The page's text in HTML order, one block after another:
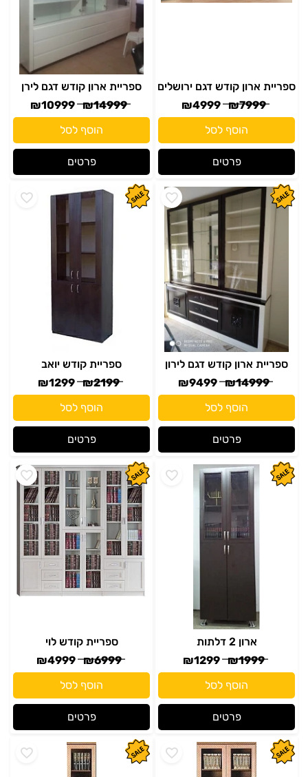
ספריית ארון קודש דגם ירושלים
₪7999
₪4999
הוסף לסל
פרטים
ספריית ארון קודש דגם לירן
₪14999
₪10999
הוסף לסל
פרטים
ספריית ארון קודש דגם לירון
₪14999
₪9499
הוסף לסל
פרטים
ספריית קודש יואב
₪2199
₪1299
הוסף לסל
פרטים
ארון 2 דלתות
₪1999
₪1299
הוסף לסל
פרטים
ספריית קודש לוי
₪6999
₪4999
הוסף לסל
פרטים